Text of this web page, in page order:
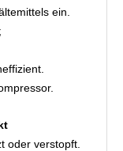
ein.
oder verstopft.